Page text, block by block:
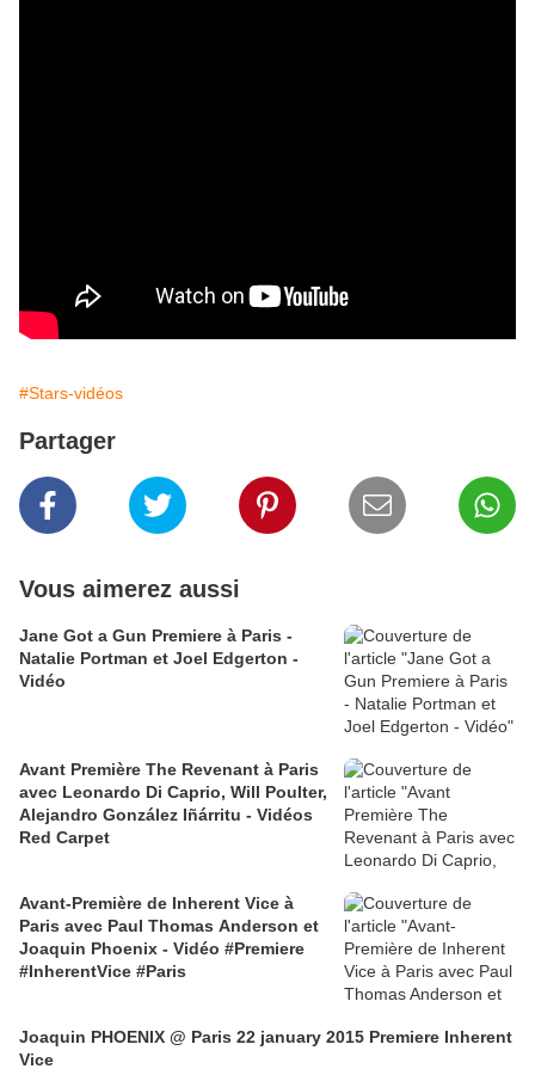
#Stars-vidéos
Partager
Vous aimerez aussi
Jane Got a Gun Premiere à Paris -
Natalie Portman et Joel Edgerton -
Vidéo
Avant Première The Revenant à Paris
avec Leonardo Di Caprio, Will Poulter,
Alejandro González Iñárritu - Vidéos
Red Carpet
Avant-Première de Inherent Vice à
Paris avec Paul Thomas Anderson et
Joaquin Phoenix - Vidéo #Premiere
#InherentVice #Paris
Joaquin PHOENIX @ Paris 22 january 2015 Premiere Inherent
Vice